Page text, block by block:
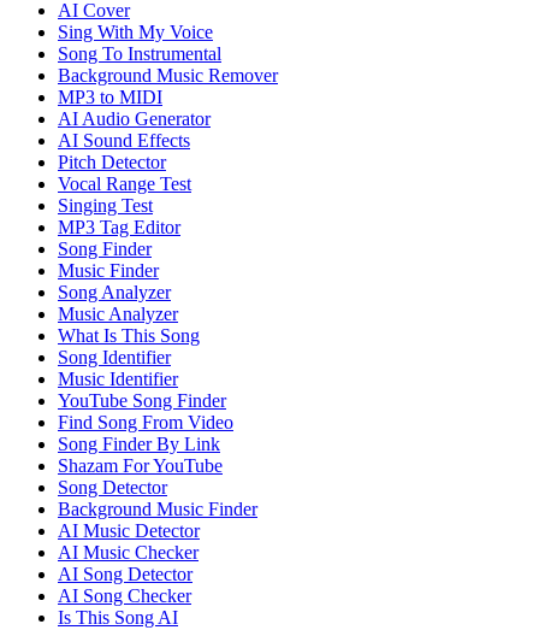
AI Cover
Sing With My Voice
Song To Instrumental
Background Music Remover
MP3 to MIDI
AI Audio Generator
AI Sound Effects
Pitch Detector
Vocal Range Test
Singing Test
MP3 Tag Editor
Song Finder
Music Finder
Song Analyzer
Music Analyzer
What Is This Song
Song Identifier
Music Identifier
YouTube Song Finder
Find Song From Video
Song Finder By Link
Shazam For YouTube
Song Detector
Background Music Finder
AI Music Detector
AI Music Checker
AI Song Detector
AI Song Checker
Is This Song AI